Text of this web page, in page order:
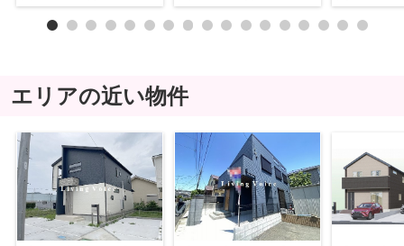
エリアの近い物件